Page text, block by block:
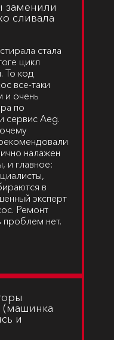
заменили
сливала
стала
цикл
То код
все-таки
и очень
по
сервис Aeg.
налажен
и главное:
в
эксперт
Ремонт
проблем нет.
(машинка
и